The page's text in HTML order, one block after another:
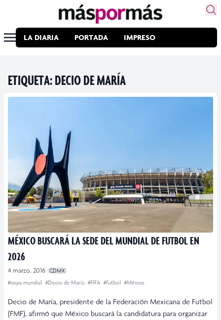
LA DIARIA PORTADA IMPRESO
ETIQUETA:DECIO DE MARÍA
MÉXICO BUSCARÁ LA SEDE DEL MUNDIAL DE FUTBOL EN
2026
4 marzo, 2016 CDMX
#copa mundial #Decio de María #FIFA #futbol #México
Decio de María, presidente de la Federación Mexicana de Futbol
(FMF), afirmó que México buscará la candidatura para organizar